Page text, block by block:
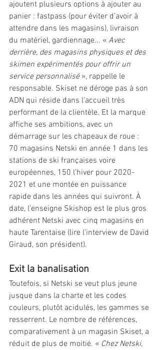
ajoutent plusieurs options à ajouter au
panier : fastpass (pour éviter d’avoir à
attendre dans les magasins), livraison
du matériel, gardiennage... « Avec
derrière, des magasins physiques et des
skimen expérimentés pour offrir un
service personnalisé », rappelle le
responsable. Skiset ne déroge pas à son
ADN qui réside dans l’accueil très
performant de la clientèle. Et la marque
affiche ses ambitions, avec un
démarrage sur les chapeaux de roue :
70 magasins Netski en année 1 dans les
stations de ski françaises voire
européennes, 150 l’hiver pour 2020-
2021 et une montée en puissance
rapide dans les années qui suivront. À
date, l’enseigne Skishop est le plus gros
adhérent Netski avec cinq magasins en
haute Tarentaise (lire l’interview de David
Giraud, son président).
Exit la banalisation
Toutefois, si Netski se veut plus jeune
jusque dans la charte et les codes
couleurs, plutôt acidulés, les gammes se
resserrent. Le nombre de références,
comparativement à un magasin Skiset, a
réduit de plus de moitié. « Chez Netski,